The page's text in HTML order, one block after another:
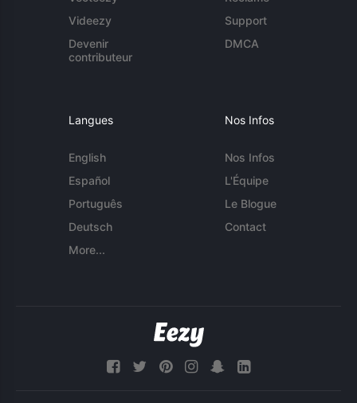
Videezy
Devenir
contributeur
Support
DMCA
Langues
English
Español
Português
Deutsch
More...
Nos Infos
Nos Infos
L'Équipe
Le Blogue
Contact